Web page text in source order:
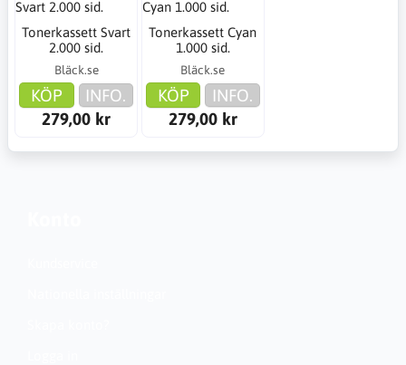
Tonerkassett Svart
2.000 sid.
Bläck.se
KÖP
INFO.
279,00 kr
Tonerkassett Cyan
1.000 sid.
Bläck.se
KÖP
INFO.
279,00 kr